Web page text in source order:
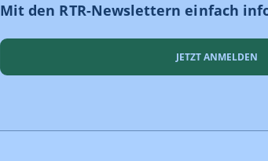
Mit den RTR-Newslettern einfach
JETZT ANMELDEN